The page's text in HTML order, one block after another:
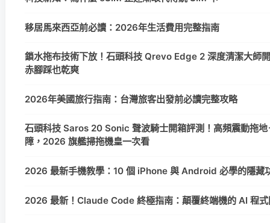
移居馬來西亞前必讀：2026年生活費用完整指南
鎖水拖布技術下放！石頭科技 Qrevo Edge 2 深度清潔大師
赤腳踩也乾爽
2026年美國旅行指南：台灣旅客出發前必讀完整攻略
石頭科技 Saros 20 Sonic 聲波騎士開箱評測！高頻震動拖
障，2026 旗艦掃拖機皇一次看
2026 最新手機教學：10 個 iPhone 與 Android 必學的隱藏
2026 最新！Claude Code 終極指南：顛覆終端機的 AI 程式